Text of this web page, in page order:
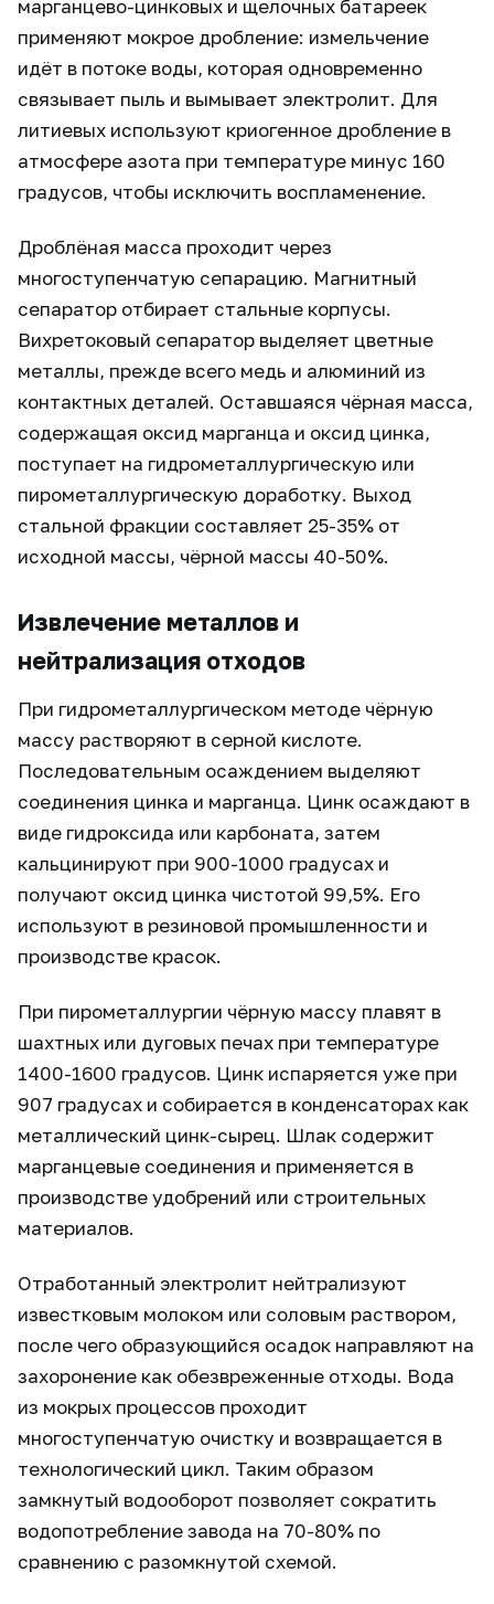
марганцево-цинковых и щелочных батареек
применяют мокрое дробление: измельчение
идёт в потоке воды, которая одновременно
связывает пыль и вымывает электролит. Для
литиевых используют криогенное дробление в
атмосфере азота при температуре минус 160
градусов, чтобы исключить воспламенение.
Дроблёная масса проходит через
многоступенчатую сепарацию. Магнитный
сепаратор отбирает стальные корпусы.
Вихретоковый сепаратор выделяет цветные
металлы, прежде всего медь и алюминий из
контактных деталей. Оставшаяся чёрная масса,
содержащая оксид марганца и оксид цинка,
поступает на гидрометаллургическую или
пирометаллургическую доработку. Выход
стальной фракции составляет 25-35% от
исходной массы, чёрной массы 40-50%.
Извлечение металлов и
нейтрализация отходов
При гидрометаллургическом методе чёрную
массу растворяют в серной кислоте.
Последовательным осаждением выделяют
соединения цинка и марганца. Цинк осаждают в
виде гидроксида или карбоната, затем
кальцинируют при 900-1000 градусах и
получают оксид цинка чистотой 99,5%. Его
используют в резиновой промышленности и
производстве красок.
При пирометаллургии чёрную массу плавят в
шахтных или дуговых печах при температуре
1400-1600 градусов. Цинк испаряется уже при
907 градусах и собирается в конденсаторах как
металлический цинк-сырец. Шлак содержит
марганцевые соединения и применяется в
производстве удобрений или строительных
материалов.
Отработанный электролит нейтрализуют
известковым молоком или соловым раствором,
после чего образующийся осадок направляют на
захоронение как обезвреженные отходы. Вода
из мокрых процессов проходит
многоступенчатую очистку и возвращается в
технологический цикл. Таким образом
замкнутый водооборот позволяет сократить
водопотребление завода на 70-80% по
сравнению с разомкнутой схемой.